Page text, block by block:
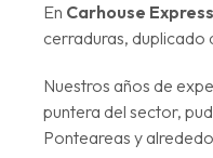
En Carhouse Express
cerraduras, duplicado
Nuestros años de
puntera del sector,
Ponteareas y